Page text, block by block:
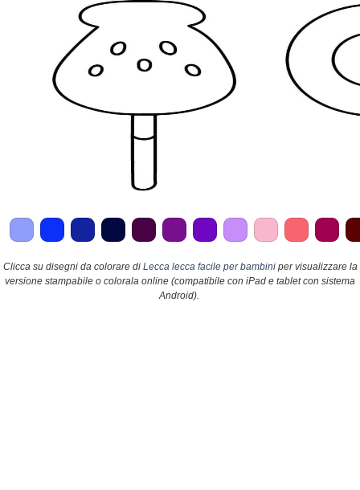
Clicca su disegni da colorare di Lecca lecca facile per bambiniper visualizzare la
versione stampabile o colorala online (compatibile con iPad e tablet con sistema
Android).